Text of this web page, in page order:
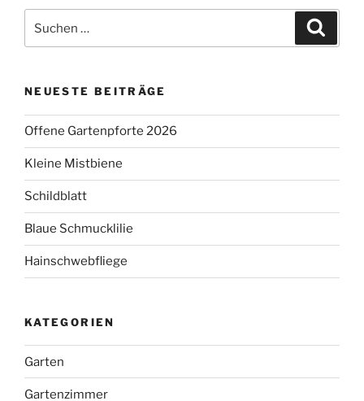
nach:
NEUESTE BEITRÄGE
Offene Gartenpforte 2026
Kleine Mistbiene
Schildblatt
Blaue Schmucklilie
Hainschwebfliege
KATEGORIEN
Garten
Gartenzimmer